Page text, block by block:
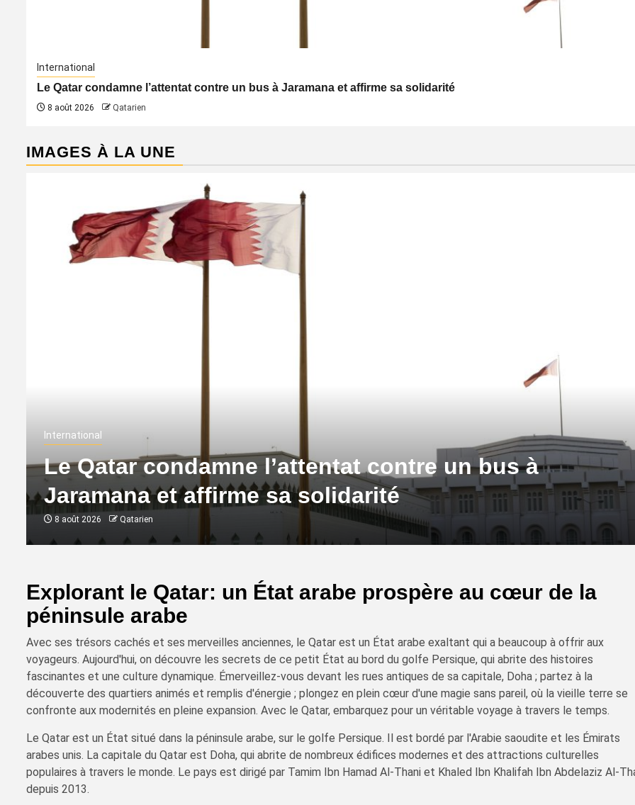
International
Le Qatar condamne l’attentat contre un bus à Jaramana et affirme sa solidarité
8 août 2026 Qatarien
IMAGES À LA UNE
International
Le Qatar condamne l’attentat contre un bus à
Jaramana et affirme sa solidarité
8 août 2026 Qatarien
Explorant le Qatar: un État arabe prospère au cœur de la
péninsule arabe
Avec ses trésors cachés et ses merveilles anciennes, le Qatar est un État arabe exaltant qui a beaucoup à offrir aux
voyageurs. Aujourd'hui, on découvre les secrets de ce petit État au bord du golfe Persique, qui abrite des histoires
fascinantes et une culture dynamique. Émerveillez-vous devant les rues antiques de sa capitale, Doha ; partez à la
découverte des quartiers animés et remplis d'énergie ; plongez en plein cœur d'une magie sans pareil, où la vieille terre se
confronte aux modernités en pleine expansion. Avec le Qatar, embarquez pour un véritable voyage à travers le temps.
Le Qatar est un État situé dans la péninsule arabe, sur le golfe Persique. Il est bordé par l'Arabie saoudite et les Émirats
arabes unis. La capitale du Qatar est Doha, qui abrite de nombreux édifices modernes et des attractions culturelles
populaires à travers le monde. Le pays est dirigé par Tamim Ibn Hamad Al-Thani et Khaled Ibn Khalifah Ibn Abdelaziz Al-
depuis 2013.